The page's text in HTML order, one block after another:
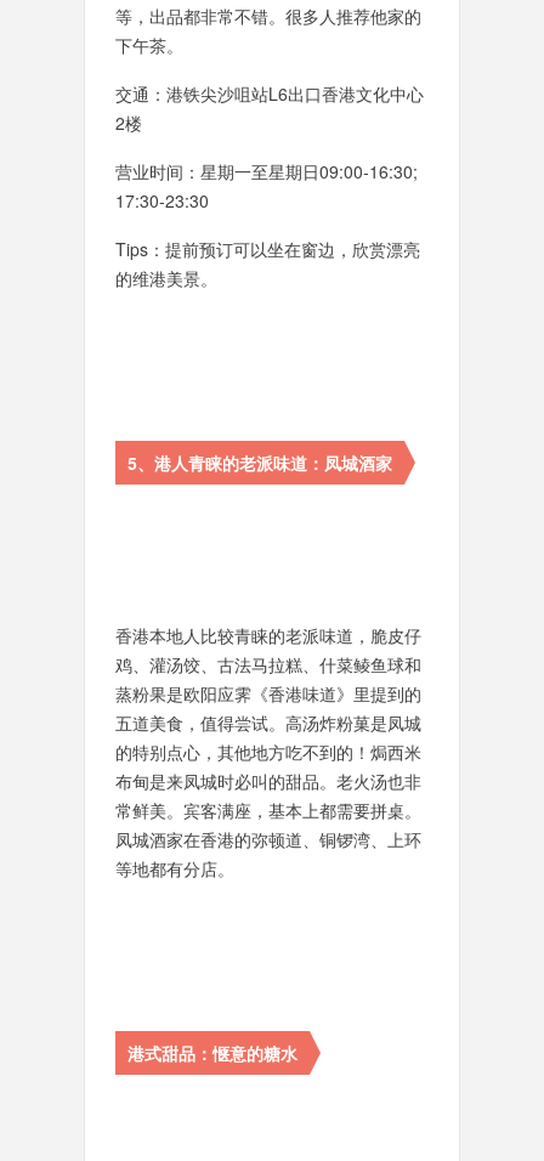
等，出品都非常不错。很多人推荐他家的
下午茶。
交通：港铁尖沙咀站L6出口香港文化中心
2楼
营业时间：星期一至星期日09:00-16:30;
17:30-23:30
Tips：提前预订可以坐在窗边，欣赏漂亮
的维港美景。
5、港人青睐的老派味道：凤城酒家
香港本地人比较青睐的老派味道，脆皮仔
鸡、灌汤饺、古法马拉糕、什菜鲮鱼球和
蒸粉果是欧阳应霁《香港味道》里提到的
五道美食，值得尝试。高汤炸粉菓是凤城
的特别点心，其他地方吃不到的！焗西米
布甸是来凤城时必叫的甜品。老火汤也非
常鲜美。宾客满座，基本上都需要拼桌。
凤城酒家在香港的弥顿道、铜锣湾、上环
等地都有分店。
港式甜品：惬意的糖水